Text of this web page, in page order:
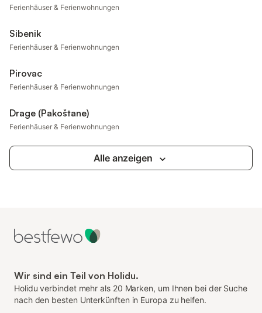
Ferienhäuser & Ferienwohnungen
Sibenik
Ferienhäuser & Ferienwohnungen
Pirovac
Ferienhäuser & Ferienwohnungen
Drage (Pakoštane)
Ferienhäuser & Ferienwohnungen
Alle anzeigen
Wir sind ein Teil von Holidu.
Holidu verbindet mehr als 20 Marken, um Ihnen bei der Suche
nach den besten Unterkünften in Europa zu helfen.